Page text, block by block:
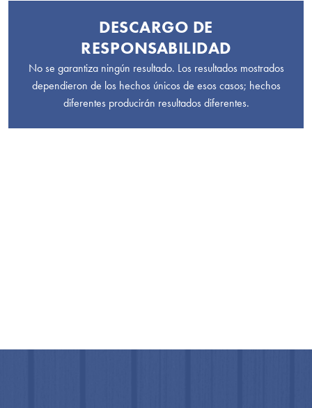
DESCARGO DE
RESPONSABILIDAD
No se garantiza ningún resultado. Los resultados mostrados
dependieron de los hechos únicos de esos casos; hechos
diferentes producirán resultados diferentes.